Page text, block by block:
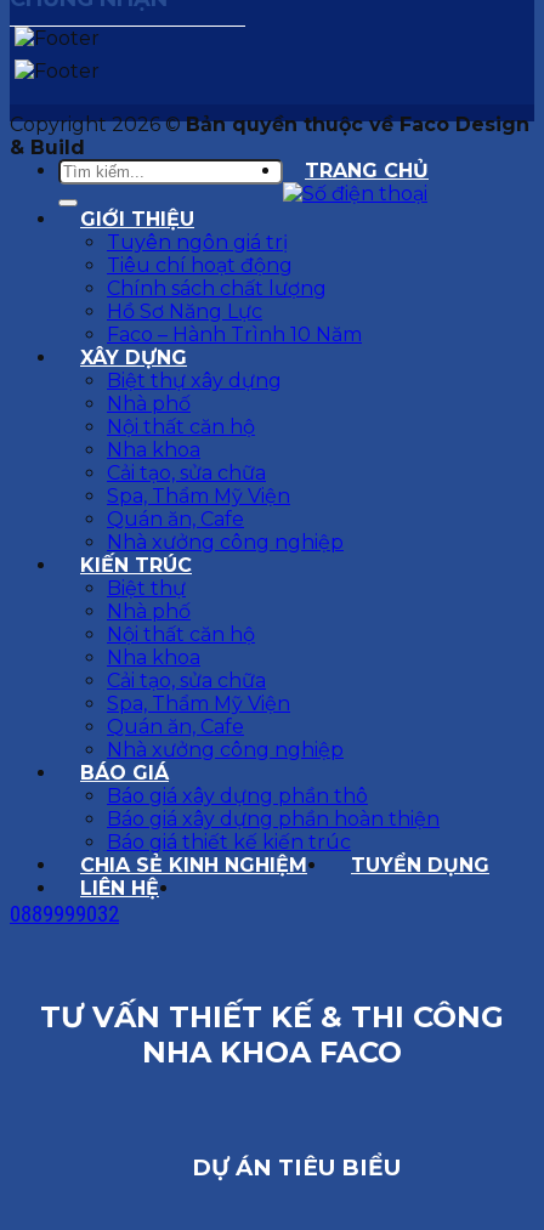
Copyright 2026 ©Bản quyền thuộc về Faco Design
& Build
TRANG CHỦ
GIỚI THIỆU
Tuyên ngôn giá trị
Tiêu chí hoạt động
Chính sách chất lượng
Hồ Sơ Năng Lực
Faco – Hành Trình 10 Năm
XÂY DỰNG
Biệt thự xây dựng
Nhà phố
Nội thất căn hộ
Nha khoa
Cải tạo, sửa chữa
Spa, Thẩm Mỹ Viện
Quán ăn, Cafe
Nhà xưởng công nghiệp
KIẾN TRÚC
Biệt thự
Nhà phố
Nội thất căn hộ
Nha khoa
Cải tạo, sửa chữa
Spa, Thẩm Mỹ Viện
Quán ăn, Cafe
Nhà xưởng công nghiệp
BÁO GIÁ
Báo giá xây dựng phần thô
Báo giá xây dựng phần hoàn thiện
Báo giá thiết kế kiến trúc
CHIA SẺ KINH NGHIỆM
TUYỂN DỤNG
LIÊN HỆ
0889999032
TƯ VẤN THIẾT KẾ & THI CÔNG
NHA KHOA FACO
DỰ ÁN TIÊU BIỂU